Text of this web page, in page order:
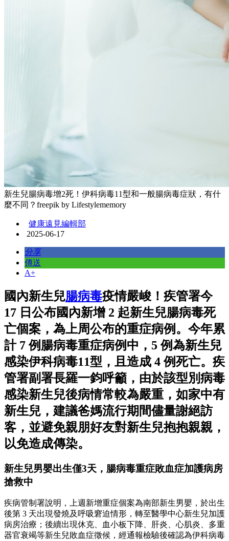
新生兒腸病毒增2死！伊科病毒11型和一般腸病毒症狀，有什
麼不同？freepik by Lifestylememory
健康遠見編輯部
2025-06-17
分享
傳送
A+
國內新生兒腸病毒疫情嚴峻！疾管署今
17 日公布國內新增 2 起新生兒腸病毒死
亡個案，為上周公布的重症病例。今年累
計 7 例腸病毒重症病例中，5 例為新生兒
感染伊科病毒11型，且造成 4 例死亡。疾
管署副署長羅一鈞呼籲，由於該型別病毒
感染新生兒後病情常較為嚴重，如家中有
新生兒，建議爸媽流行期間儘量謝絕訪
客，並避免親朋好友對新生兒抱抱親親，
以免造成傳染。
新生兒男嬰出生僅3天，腸病毒重症敗血症加護病房
搶救中
疾病管制署說明，上週新增重症個案為南部新生男嬰，於出生
後第 3 天出現發燒及呼吸窘迫情形，轉至醫學中心新生兒加護
病房治療；後續出現休克、血小板下降、肝炎、心肌炎、多重
器官衰竭等新生兒敗血症徵候，經通報檢驗後確認為伊科病毒